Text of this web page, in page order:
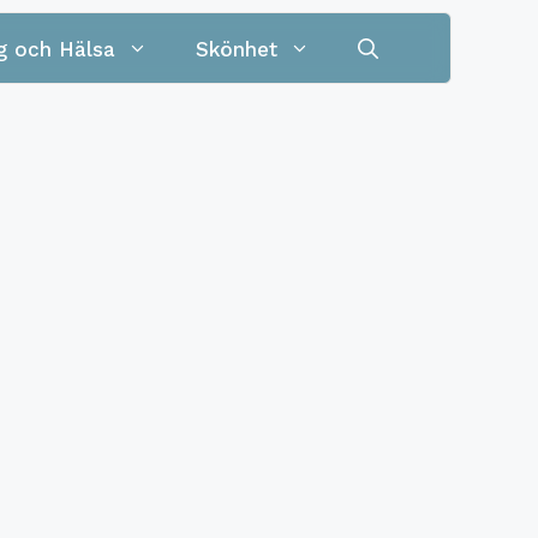
delar
och Hälsa Skönhet